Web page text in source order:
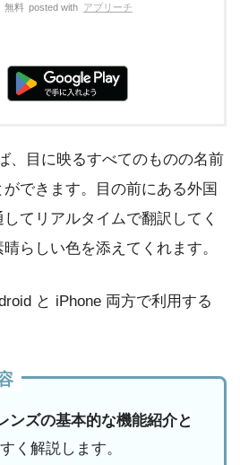
無料 posted with アプリーチ
、目に映るすべてのものの名前
できます。目の前にある外国
てリアルタイムで翻訳してく
らしい色を添えてくれます。
と iPhone 両方で利用する
ンズの基本的な機能紹介と
く解説します。